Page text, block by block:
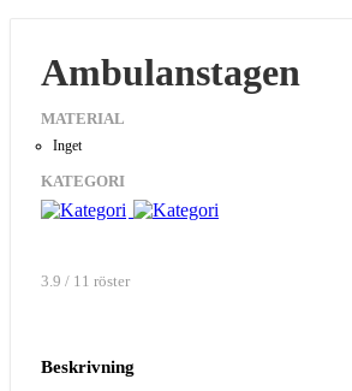
Ambulanstagen
MATERIAL
Inget
KATEGORI
3.9 / 11 röster
Beskrivning